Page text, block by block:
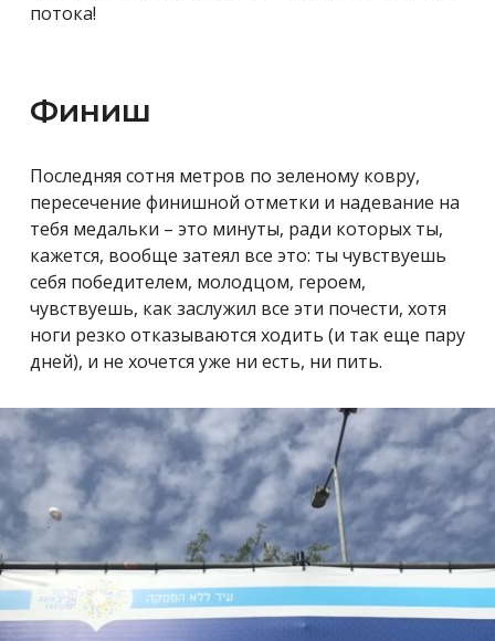
потока!
Финиш
Последняя сотня метров по зеленому ковру,
пересечение финишной отметки и надевание на
тебя медальки – это минуты, ради которых ты,
кажется, вообще затеял все это: ты чувствуешь
себя победителем, молодцом, героем,
чувствуешь, как заслужил все эти почести, хотя
ноги резко отказываются ходить (и так еще пару
дней), и не хочется уже ни есть, ни пить.